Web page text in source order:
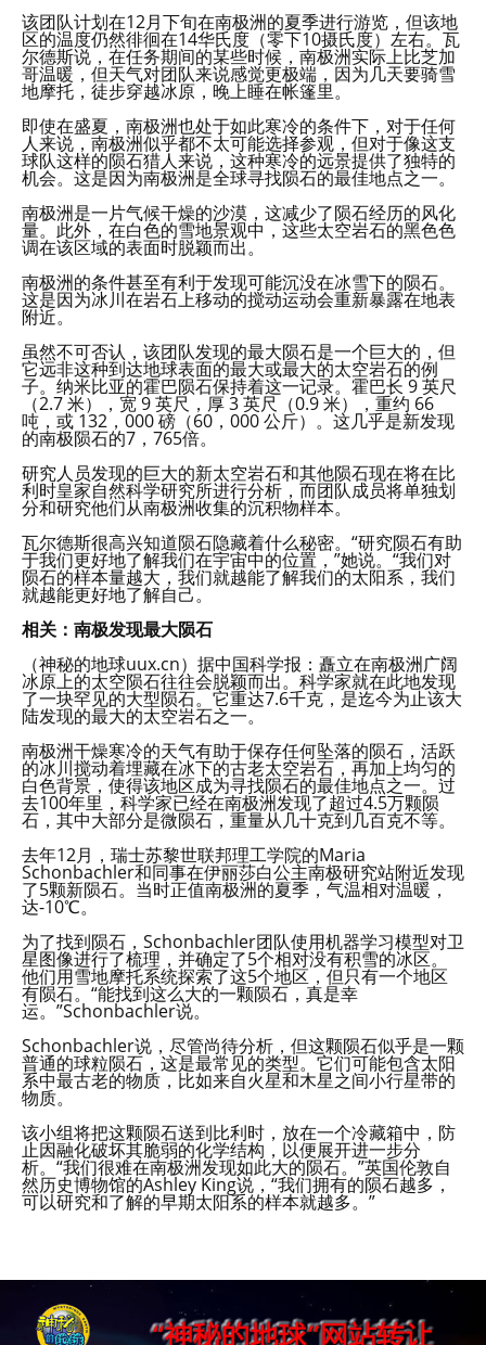
该团队计划在12月下旬在南极洲的夏季进行游览，但该地
区的温度仍然徘徊在14华氏度（零下10摄氏度）左右。瓦
尔德斯说，在任务期间的某些时候，南极洲实际上比芝加
哥温暖，但天气对团队来说感觉更极端，因为几天要骑雪
地摩托，徒步穿越冰原，晚上睡在帐篷里。
即使在盛夏，南极洲也处于如此寒冷的条件下，对于任何
人来说，南极洲似乎都不太可能选择参观，但对于像这支
球队这样的陨石猎人来说，这种寒冷的远景提供了独特的
机会。这是因为南极洲是全球寻找陨石的最佳地点之一。
南极洲是一片气候干燥的沙漠，这减少了陨石经历的风化
量。此外，在白色的雪地景观中，这些太空岩石的黑色色
调在该区域的表面时脱颖而出。
南极洲的条件甚至有利于发现可能沉没在冰雪下的陨石。
这是因为冰川在岩石上移动的搅动运动会重新暴露在地表
附近。
虽然不可否认，该团队发现的最大陨石是一个巨大的，但
它远非这种到达地球表面的最大或最大的太空岩石的例
子。纳米比亚的霍巴陨石保持着这一记录。霍巴长 9 英尺
（2.7 米），宽 9 英尺，厚 3 英尺（0.9 米），重约 66
吨，或 132，000 磅（60，000 公斤）。这几乎是新发现
的南极陨石的7，765倍。
研究人员发现的巨大的新太空岩石和其他陨石现在将在比
利时皇家自然科学研究所进行分析，而团队成员将单独划
分和研究他们从南极洲收集的沉积物样本。
瓦尔德斯很高兴知道陨石隐藏着什么秘密。“研究陨石有助
于我们更好地了解我们在宇宙中的位置，”她说。“我们对
陨石的样本量越大，我们就越能了解我们的太阳系，我们
就越能更好地了解自己。
相关：南极发现最大陨石
（神秘的地球uux.cn）据中国科学报：矗立在南极洲广阔
冰原上的太空陨石往往会脱颖而出。科学家就在此地发现
了一块罕见的大型陨石。它重达7.6千克，是迄今为止该大
陆发现的最大的太空岩石之一。
南极洲干燥寒冷的天气有助于保存任何坠落的陨石，活跃
的冰川搅动着埋藏在冰下的古老太空岩石，再加上均匀的
白色背景，使得该地区成为寻找陨石的最佳地点之一。过
去100年里，科学家已经在南极洲发现了超过4.5万颗陨
石，其中大部分是微陨石，重量从几十克到几百克不等。
去年12月，瑞士苏黎世联邦理工学院的Maria
Schonbachler和同事在伊丽莎白公主南极研究站附近发现
了5颗新陨石。当时正值南极洲的夏季，气温相对温暖，
达-10℃。
为了找到陨石，Schonbachler团队使用机器学习模型对卫
星图像进行了梳理，并确定了5个相对没有积雪的冰区。
他们用雪地摩托系统探索了这5个地区，但只有一个地区
有陨石。“能找到这么大的一颗陨石，真是幸
运。”Schonbachler说。
Schonbachler说，尽管尚待分析，但这颗陨石似乎是一颗
普通的球粒陨石，这是最常见的类型。它们可能包含太阳
系中最古老的物质，比如来自火星和木星之间小行星带的
物质。
该小组将把这颗陨石送到比利时，放在一个冷藏箱中，防
止因融化破坏其脆弱的化学结构，以便展开进一步分
析。“我们很难在南极洲发现如此大的陨石。”英国伦敦自
然历史博物馆的Ashley King说，“我们拥有的陨石越多，
可以研究和了解的早期太阳系的样本就越多。”